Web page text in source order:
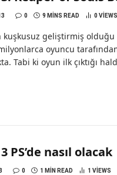
0 9 MINS READ 0 VIEWS
kuşkusuz geliştirmiş
oyuncu
Tabi ki oyun ilk çıktığı
PS’de nasıl olacak
0 1 MIN READ 1 VIEWS